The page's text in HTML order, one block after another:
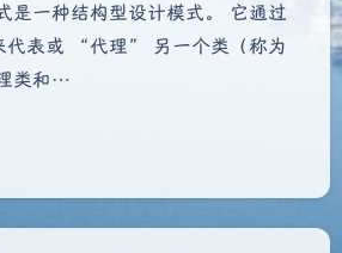
是一种结构型设计模式。 它通过
代表或 “代理” 另一个类（称为
类和…